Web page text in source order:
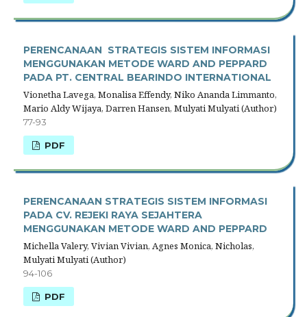
PERENCANAAN STRATEGIS SISTEM INFORMASI
MENGGUNAKAN METODE WARD AND PEPPARD
PADA PT. CENTRAL BEARINDO INTERNATIONAL
Vionetha Lavega, Monalisa Effendy, Niko Ananda Limmanto,
Mario Aldy Wijaya, Darren Hansen, Mulyati Mulyati (Author)
77-93
PDF
PERENCANAAN STRATEGIS SISTEM INFORMASI
PADA CV. REJEKI RAYA SEJAHTERA
MENGGUNAKAN METODE WARD AND PEPPARD
Michella Valery, Vivian Vivian, Agnes Monica, Nicholas,
Mulyati Mulyati (Author)
94-106
PDF